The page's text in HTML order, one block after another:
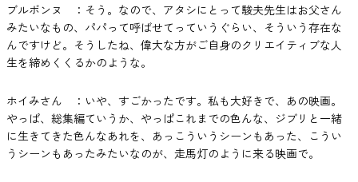
ブルボンヌ ：そう。なので、アタシにとって駿夫先生はお父さん
みたいなもの、パパって呼ばせてっていうぐらい、そういう存在な
んですけど。そうしたね、偉大な方がご自身のクリエイティブな人
生を締めくくるかのような。
ホイみさん ：いや、すごかったです。私も大好きで、あの映画。
やっぱ、総集編ていうか、やっぱこれまでの色んな、ジブリと一緒
に生きてきた色んなあれを、あっこういうシーンもあった、こうい
うシーンもあったみたいなのが、走馬灯のように来る映画で。